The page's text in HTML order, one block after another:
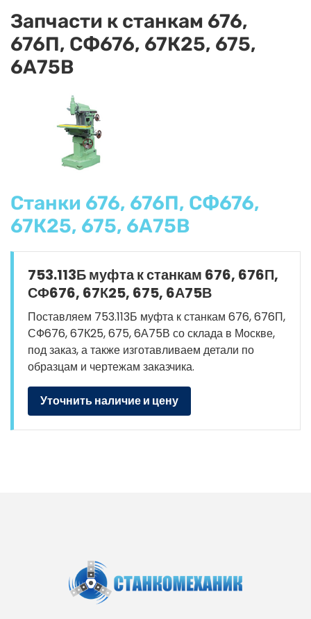
Запчасти к станкам 676,
676П, СФ676, 67К25, 675,
6А75В
Станки 676, 676П, СФ676,
67К25, 675, 6А75В
753.113Б муфта к станкам 676, 676П,
СФ676, 67К25, 675, 6А75В
Поставляем 753.113Б муфта к станкам 676, 676П,
СФ676, 67К25, 675, 6А75В со склада в Москве,
под заказ, а также изготавливаем детали по
образцам и чертежам заказчика.
Уточнить наличие и цену